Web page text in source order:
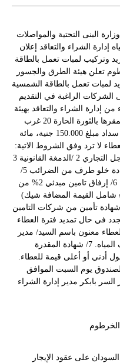
الخرطوم وزارة البنى التحتية والمواصلات
الشراء والتعاقد إعلان
والخاص بتوريد وتركيب لمبات تعمل بالطاقة
تعلن هيئة الطرق والجسور
لمبات تعمل بالطاقة الشمسية
الشركات الراغبة في التقديم
إدارة الشراء والتعاقد بهيئة
الطرق والجسور و مصارف المياه بمقرها بالثورة الحارة 20 غرب
محطة وقود النيل شارع الوادي بعد سداد مبلغ 150.000 جنية، مائة
لا ترد وفق الشروط الاتية:
1/ إرفاق شهادة التسجيل من المسجل التجاري 2 /الدمغة القانونية 3
/شهادة إبراء ذمة من الزكاة 4/ شهادة خلو طرف من الضرائب 5/
شهادة تسجيل على القيمة المضافة 6/ إرفاق تامين مبدئي 2% من
شامل القيمة المضافة شيك)
تأمين من شركات التامين
في حال تمديد فترة العطاء
العطاء معنون باسم السيد/ مدير
عام هيئة الطرق والجسور ومصارف المياه. 7/ شهادة المقدرة
بقبول أدني أو أعلى قيمة للعطاء.
يوم السبت الموافق
بابكر السر بابكر مدير إدارة الشراء
على عقود الإيجار